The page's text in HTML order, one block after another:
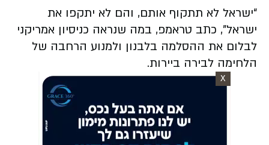
“ישראל לא תתקוף אותם, והם לא יתקפו את
ישראל”, כתב טראמפ, במה שנראה כניסיון אמריקני
לבלום את ההסלמה בלבנון ולמנוע הרחבה של
הלחימה לבירה ביירות.
X